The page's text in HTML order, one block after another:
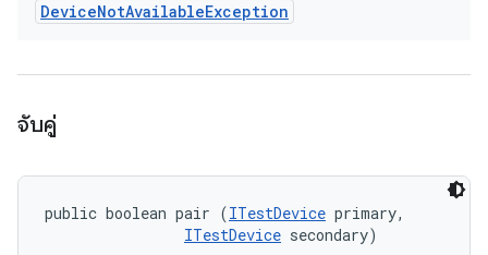
DeviceNotAvailableException
จับคู่
public boolean pair (ITestDevice primary,
ITestDevice secondary)